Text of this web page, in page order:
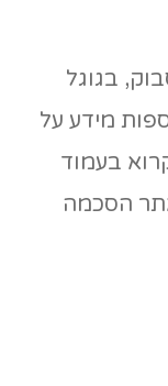
בגוגל
מידע על
בעמוד
הסכמה